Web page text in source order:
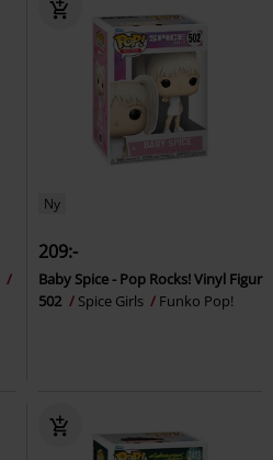
Ny
209:-
Baby Spice - Pop Rocks! Vinyl Figur
502
Spice Girls Funko Pop!